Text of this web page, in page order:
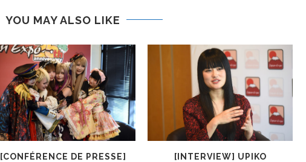
YOU MAY ALSO LIKE
[CONFÉRENCE DE PRESSE]
[INTERVIEW] UPIKO